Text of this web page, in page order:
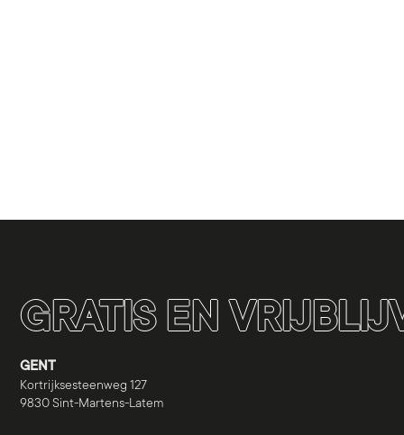
GRATIS EN
GENT
Kortrijksesteenweg 127
9830 Sint-Martens-Latem